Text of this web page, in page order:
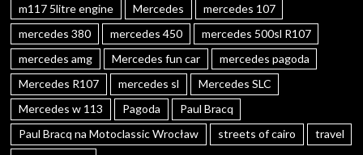
m117 5litre engine
Mercedes
mercedes 107
mercedes 380
mercedes 450
mercedes 500sl R107
mercedes amg
Mercedes fun car
mercedes pagoda
Mercedes R107
mercedes sl
Mercedes SLC
Mercedes w 113
Pagoda
Paul Bracq
Paul Bracq na Motoclassic Wrocław
streets of cairo
travel